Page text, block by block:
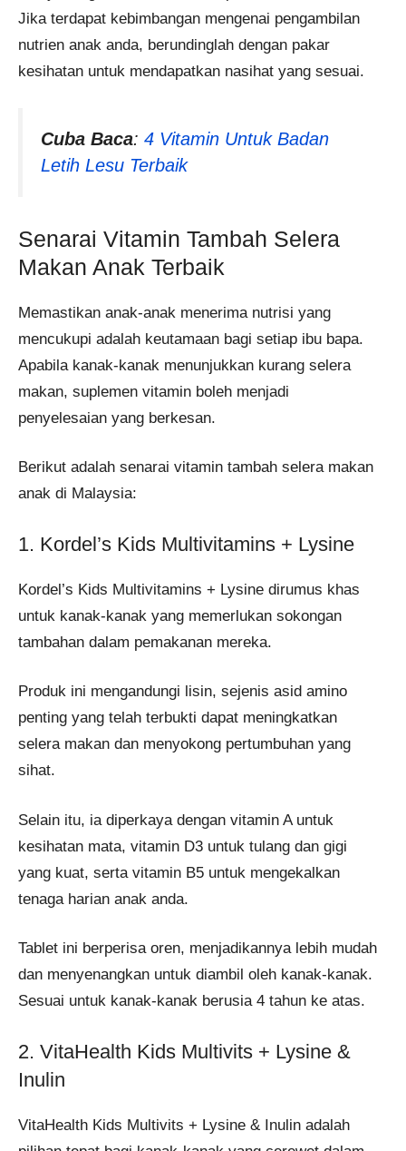
Jika terdapat kebimbangan mengenai pengambilan
nutrien anak anda, berundinglah dengan pakar
kesihatan untuk mendapatkan nasihat yang sesuai.
Cuba Baca: 4 Vitamin Untuk Badan
Letih Lesu Terbaik
Senarai Vitamin Tambah Selera
Makan Anak Terbaik
Memastikan anak-anak menerima nutrisi yang
mencukupi adalah keutamaan bagi setiap ibu bapa.
Apabila kanak-kanak menunjukkan kurang selera
makan, suplemen vitamin boleh menjadi
penyelesaian yang berkesan.
Berikut adalah senarai vitamin tambah selera makan
anak di Malaysia:​
1. Kordel’s Kids Multivitamins + Lysine
Kordel’s Kids Multivitamins + Lysine dirumus khas
untuk kanak-kanak yang memerlukan sokongan
tambahan dalam pemakanan mereka.
Produk ini mengandungi lisin, sejenis asid amino
penting yang telah terbukti dapat meningkatkan
selera makan dan menyokong pertumbuhan yang
sihat.
Selain itu, ia diperkaya dengan vitamin A untuk
kesihatan mata, vitamin D3 untuk tulang dan gigi
yang kuat, serta vitamin B5 untuk mengekalkan
tenaga harian anak anda.
Tablet ini berperisa oren, menjadikannya lebih mudah
dan menyenangkan untuk diambil oleh kanak-kanak.
Sesuai untuk kanak-kanak berusia 4 tahun ke atas.
2. VitaHealth Kids Multivits + Lysine &
Inulin
VitaHealth Kids Multivits + Lysine & Inulin adalah